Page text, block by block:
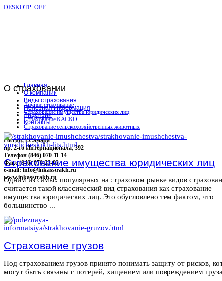
DESKOTP_OFF
О страховании
Личное страхование
Страхование имущества юридических лиц
Страхование КАСКО
Страхование сельскохозяйственных животных
Россия, г.Самара
пр. 2-го Интернационала, 392
Телефон (846) 070-11-14
Факс (846) 070-23-96
e-mail: info@inkasstrakh.ru
www.inkasstrakh.ru
Главная
О компании
Виды страхования
Полезная информация
Лицензии
Контакты
Страхование имущества юридических лиц
Одним из самых популярных на страховом рынке видов
считается такой классический вид страхования как страхование
имущества юридических лиц. Это обусловлено тем фактом, что
большинство ...
Страхование грузов
Под страхованием грузов принято понимать защиту от рисков,
могут быть связаны с потерей, хищением или повреждением